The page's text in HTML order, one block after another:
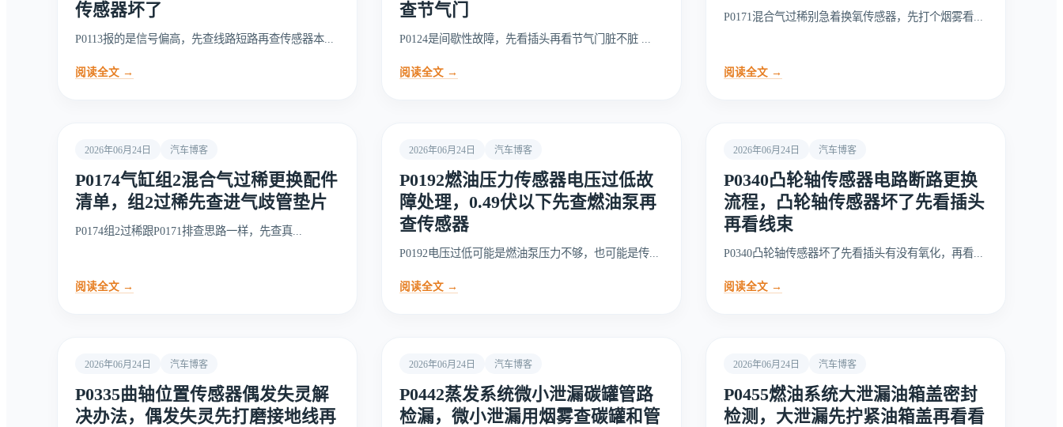
传感器坏了
P0113报的是信号偏高，先查线路短路再查传感器本...
阅读全文 →
查节气门
P0124是间歇性故障，先看插头再看节气门脏不脏 ...
阅读全文 →
P0171混合气过稀别急着换氧传感器，先打个烟雾看...
阅读全文 →
2026年06月24日 汽车博客
P0174气缸组2混合气过稀更换配件
清单，组2过稀先查进气歧管垫片
P0174组2过稀跟P0171排查思路一样，先查真...
阅读全文 →
2026年06月24日 汽车博客
P0192燃油压力传感器电压过低故
障处理，0.49伏以下先查燃油泵再
查传感器
P0192电压过低可能是燃油泵压力不够，也可能是传...
阅读全文 →
2026年06月24日 汽车博客
P0340凸轮轴传感器电路断路更换
流程，凸轮轴传感器坏了先看插头
再看线束
P0340凸轮轴传感器坏了先看插头有没有氧化，再看...
阅读全文 →
2026年06月24日 汽车博客
P0335曲轴位置传感器偶发失灵解
决办法，偶发失灵先打磨接地线再
2026年06月24日 汽车博客
P0442蒸发系统微小泄漏碳罐管路
检漏，微小泄漏用烟雾查碳罐和管
2026年06月24日 汽车博客
P0455燃油系统大泄漏油箱盖密封
检测，大泄漏先拧紧油箱盖再看看